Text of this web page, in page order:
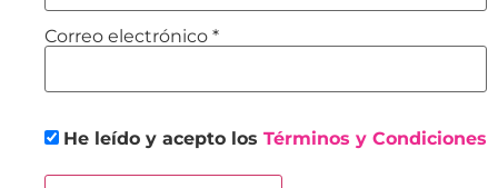
Correo electrónico *
He leído y acepto los Términos y Condiciones